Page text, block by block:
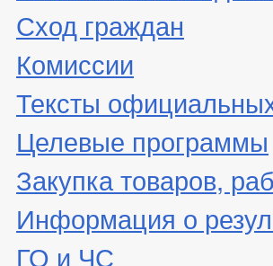
Сход граждан
Комиссии
Тексты
Целевые программы
Закупка товаров,
Информация о
ГО и ЧС